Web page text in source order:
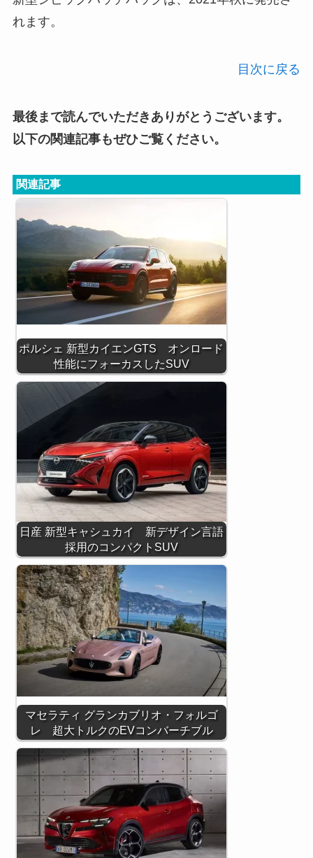
れます。
目次に戻る
最後まで読んでいただきありがとうございます。
以下の関連記事もぜひご覧ください。
関連記事
ポルシェ 新型カイエンGTS オンロード
性能にフォーカスしたSUV
日産 新型キャシュカイ 新デザイン言語
採用のコンパクトSUV
マセラティ グランカブリオ・フォルゴ
レ 超大トルクのEVコンバーチブル